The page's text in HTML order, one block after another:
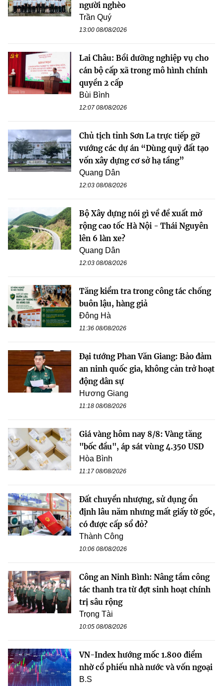
người nghèo
Trần Quý
13:00 08/08/2026
Lai Châu: Bồi dưỡng nghiệp vụ cho
cán bộ cấp xã trong mô hình chính
quyền 2 cấp
Bùi Bình
12:07 08/08/2026
Chủ tịch tỉnh Sơn La trực tiếp gỡ
vướng các dự án “Dùng quỹ đất tạo
vốn xây dựng cơ sở hạ tầng”
Quang Dân
12:03 08/08/2026
Bộ Xây dựng nói gì về đề xuất mở
rộng cao tốc Hà Nội - Thái Nguyên
lên 6 làn xe?
Quang Dân
12:03 08/08/2026
Tăng kiểm tra trong công tác chống
buôn lậu, hàng giả
Đông Hà
11:36 08/08/2026
Đại tướng Phan Văn Giang: Bảo đảm
an ninh quốc gia, không cản trở hoạt
động dân sự
Hương Giang
11:18 08/08/2026
Giá vàng hôm nay 8/8: Vàng tăng
"bốc đầu", áp sát vùng 4.350 USD
Hòa Bình
11:17 08/08/2026
Đất chuyển nhượng, sử dụng ổn
định lâu năm nhưng mất giấy tờ gốc,
có được cấp sổ đỏ?
Thành Công
10:06 08/08/2026
Công an Ninh Bình: Nâng tầm công
tác thanh tra từ đợt sinh hoạt chính
trị sâu rộng
Trọng Tài
10:05 08/08/2026
VN-Index hướng mốc 1.800 điểm
nhờ cổ phiếu nhà nước và vốn ngoại
B.S